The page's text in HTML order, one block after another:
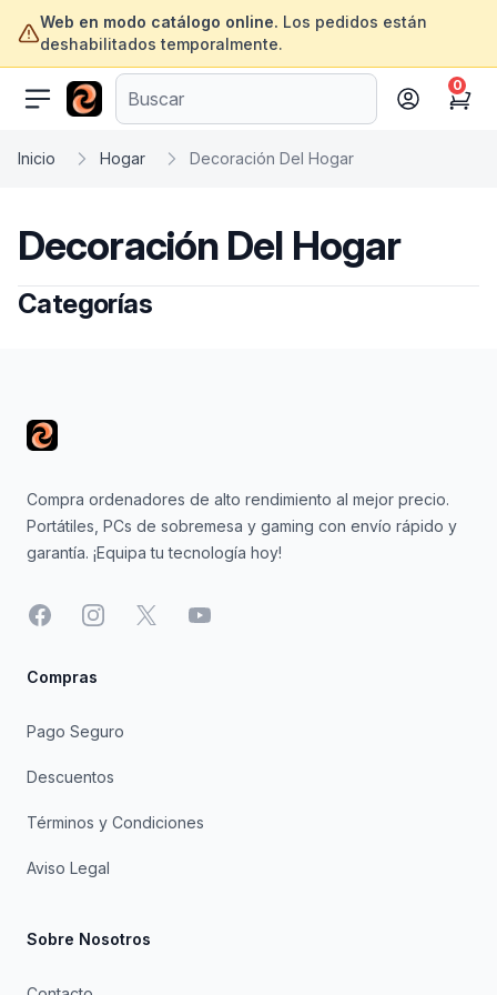
Web en modo catálogo online. Los pedidos están
deshabilitados temporalmente.
ofertasinformatica.com
Cart
0
Inicio Hogar Decoración Del Hogar
Decoración Del Hogar
Categorías
Compra ordenadores de alto rendimiento al mejor precio.
Portátiles, PCs de sobremesa y gaming con envío rápido y
garantía. ¡Equipa tu tecnología hoy!
FacebookInstagram
X YouTube
Compras
Pago Seguro
Descuentos
Términos y Condiciones
Aviso Legal
Sobre Nosotros